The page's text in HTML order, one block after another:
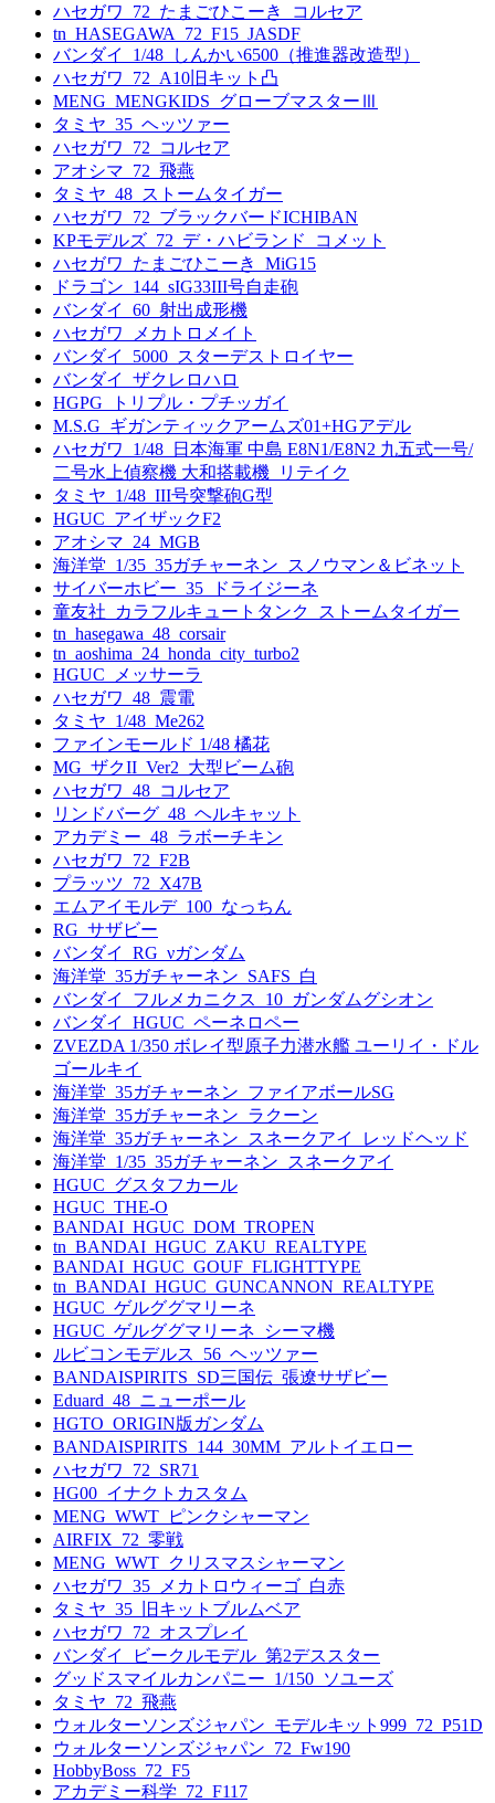
ハセガワ_72_たまごひこーき_コルセア
tn_HASEGAWA_72_F15_JASDF
バンダイ_1/48_しんかい6500（推進器改造型）
ハセガワ_72_A10旧キット凸
MENG_MENGKIDS_グローブマスターⅢ
タミヤ_35_ヘッツァー
ハセガワ_72_コルセア
アオシマ_72_飛燕
タミヤ_48_ストームタイガー
ハセガワ_72_ブラックバードICHIBAN
KPモデルズ_72_デ・ハビランド_コメット
ハセガワ_たまごひこーき_MiG15
ドラゴン_144_sIG33III号自走砲
バンダイ_60_射出成形機
ハセガワ_メカトロメイト
バンダイ_5000_スターデストロイヤー
バンダイ_ザクレロハロ
HGPG_トリプル・プチッガイ
M.S.G_ギガンティックアームズ01+HGアデル
ハセガワ_1/48_日本海軍 中島 E8N1/E8N2 九五式一号/
二号水上偵察機 大和搭載機_リテイク
タミヤ_1/48_III号突撃砲G型
HGUC_アイザックF2
アオシマ_24_MGB
海洋堂_1/35_35ガチャーネン_スノウマン＆ビネット
サイバーホビー_35_ドライジーネ
童友社_カラフルキュートタンク_ストームタイガー
tn_hasegawa_48_corsair
tn_aoshima_24_honda_city_turbo2
HGUC_メッサーラ
ハセガワ_48_震電
タミヤ_1/48_Me262
ファインモールド 1/48 橘花
MG_ザクII_Ver2_大型ビーム砲
ハセガワ_48_コルセア
リンドバーグ_48_ヘルキャット
アカデミー_48_ラボーチキン
ハセガワ_72_F2B
プラッツ_72_X47B
エムアイモルデ_100_なっちん
RG_サザビー
バンダイ_RG_νガンダム
海洋堂_35ガチャーネン_SAFS_白
バンダイ_フルメカニクス_10_ガンダムグシオン
バンダイ_HGUC_ペーネロペー
ZVEZDA 1/350 ボレイ型原子力潜水艦 ユーリイ・ドル
ゴールキイ
海洋堂_35ガチャーネン_ファイアボールSG
海洋堂_35ガチャーネン_ラクーン
海洋堂_35ガチャーネン_スネークアイ_レッドヘッド
海洋堂_1/35_35ガチャーネン_スネークアイ
HGUC_グスタフカール
HGUC_THE-O
BANDAI_HGUC_DOM_TROPEN
tn_BANDAI_HGUC_ZAKU_REALTYPE
BANDAI_HGUC_GOUF_FLIGHTTYPE
tn_BANDAI_HGUC_GUNCANNON_REALTYPE
HGUC_ゲルググマリーネ
HGUC_ゲルググマリーネ_シーマ機
ルビコンモデルス_56_ヘッツァー
BANDAISPIRITS_SD三国伝_張遼サザビー
Eduard_48_ニューポール
HGTO_ORIGIN版ガンダム
BANDAISPIRITS_144_30MM_アルトイエロー
ハセガワ_72_SR71
HG00_イナクトカスタム
MENG_WWT_ピンクシャーマン
AIRFIX_72_零戦
MENG_WWT_クリスマスシャーマン
ハセガワ_35_メカトロウィーゴ_白赤
タミヤ_35_旧キットブルムベア
ハセガワ_72_オスプレイ
バンダイ_ビークルモデル_第2デススター
グッドスマイルカンパニー_1/150_ソユーズ
タミヤ_72_飛燕
ウォルターソンズジャパン_モデルキット999_72_P51D
ウォルターソンズジャパン_72_Fw190
HobbyBoss_72_F5
アカデミー科学_72_F117